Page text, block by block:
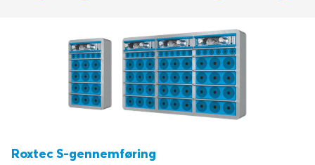
Roxtec S-gennemføring